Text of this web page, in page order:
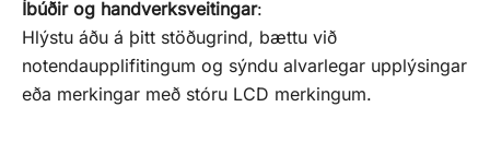
Íbúðir og handverksveitingar:
Hlýstu áðu á þitt stöðugrind, bættu við
notendaupplifitingum og sýndu alvarlegar upplýsingar
eða merkingar með stóru LCD merkingum.